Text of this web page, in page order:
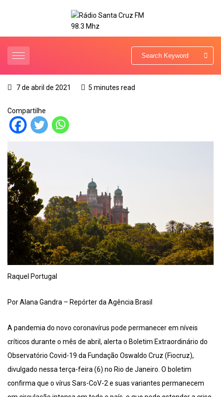
7 de abril de 2021 5 minutes read
Compartilhe
Raquel Portugal
Por Alana Gandra – Repórter da Agência Brasil
A pandemia do novo coronavírus pode permanecer em níveis
críticos durante o mês de abril, alerta o Boletim Extraordinário do
Observatório Covid-19 da Fundação Oswaldo Cruz (Fiocruz),
divulgado nessa terça-feira (6) no Rio de Janeiro. O boletim
confirma que o vírus Sars-CoV-2 e suas variantes permanecem